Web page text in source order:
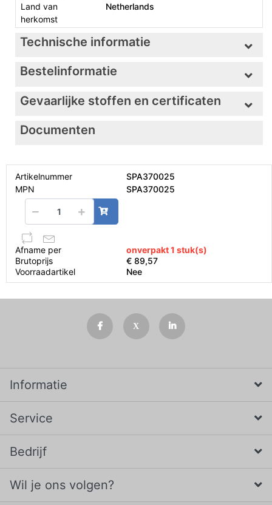
Land van
herkomst
Netherlands
Technische informatie
Bestelinformatie
Gevaarlijke stoffen en certificaten
Documenten
Artikelnummer
SPA370025
MPN
SPA370025
Afname per
onverpakt 1 stuk(s)
Brutoprijs
€ 89,57
Voorraadartikel
Nee
Informatie
Service
Bedrijf
Wil je ons volgen?